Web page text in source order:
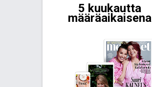
5 kuukautta
määräaikaisena